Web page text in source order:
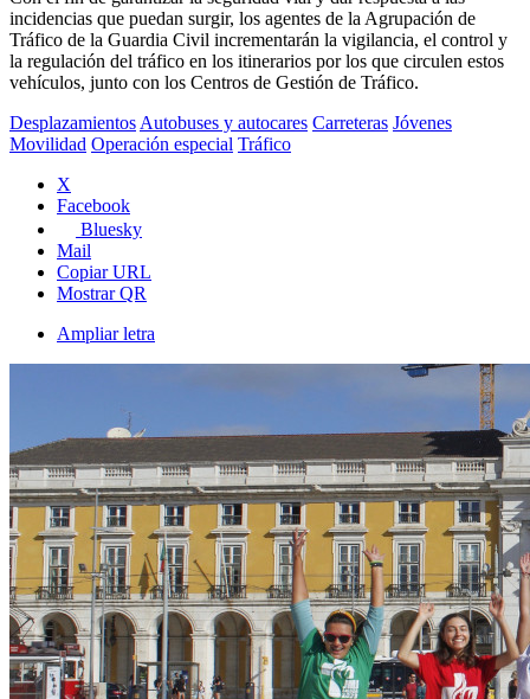
incidencias que puedan surgir, los agentes de la Agrupación de
Tráfico de la Guardia Civil incrementarán la vigilancia, el control y
la regulación del tráfico en los itinerarios por los que circulen estos
vehículos, junto con los Centros de Gestión de Tráfico.
Desplazamientos Autobuses y autocares Carreteras Jóvenes
Movilidad Operación especial Tráfico
X
Facebook
Bluesky
Mail
Copiar URL
Mostrar QR
Ampliar letra